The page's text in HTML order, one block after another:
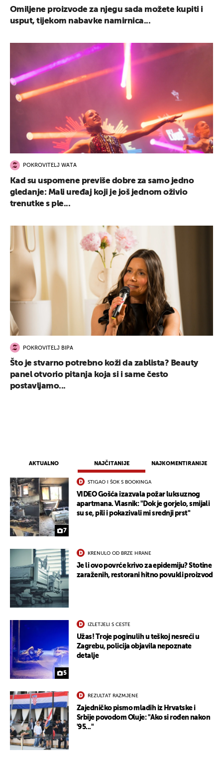
AKTUALNO NAJČITANIJE NAJKOMENTIRANIJE
7
STIGAO I ŠOK S BOOKINGA
VIDEO Gošća izazvala požar luksuznog
apartmana. Vlasnik: "Dok je gorjelo, smijali
su se, pili i pokazivali mi srednji prst"
KRENULO OD BRZE HRANE
Je li ovo povrće krivo za epidemiju? Stotine
zaraženih, restorani hitno povukli proizvod
5
IZLETJELI S CESTE
Užas! Troje poginulih u teškoj nesreći u
Zagrebu, policija objavila nepoznate
detalje
REZULTAT RAZMJENE
Zajedničko pismo mladih iz Hrvatske i
Srbije povodom Oluje: "Ako si rođen nakon
'95..."
Omiljene proizvode za njegu sada možete kupiti i
usput, tijekom nabavke namirnica...
POKROVITELJ WATA
Kad su uspomene previše dobre za samo jedno
gledanje: Mali uređaj koji je još jednom oživio
trenutke s ple...
POKROVITELJ BIPA
Što je stvarno potrebno koži da zablista? Beauty
panel otvorio pitanja koja si i same često
postavljamo...